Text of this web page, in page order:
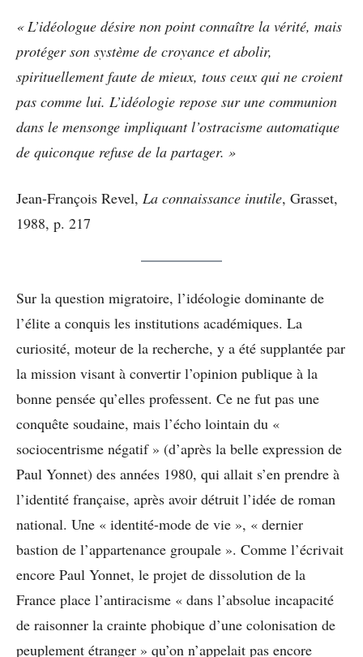
« L’idéologue désire non point connaître la vérité, mais
protéger son système de croyance et abolir,
spirituellement faute de mieux, tous ceux qui ne croient
pas comme lui. L’idéologie repose sur une communion
dans le mensonge impliquant l’ostracisme automatique
de quiconque refuse de la partager. »
Jean-François Revel, La connaissance inutile, Grasset,
1988, p. 217
Sur la question migratoire, l’idéologie dominante de
l’élite a conquis les institutions académiques. La
curiosité, moteur de la recherche, y a été supplantée par
la mission visant à convertir l’opinion publique à la
bonne pensée qu’elles professent. Ce ne fut pas une
conquête soudaine, mais l’écho lointain du «
sociocentrisme négatif » (d’après la belle expression de
Paul Yonnet) des années 1980, qui allait s’en prendre à
l’identité française, après avoir détruit l’idée de roman
national. Une « identité-mode de vie », « dernier
bastion de l’appartenance groupale ». Comme l’écrivait
encore Paul Yonnet, le projet de dissolution de la
France place l’antiracisme « dans l’absolue incapacité
de raisonner la crainte phobique d’une colonisation de
peuplement étranger » qu’on n’appelait pas encore